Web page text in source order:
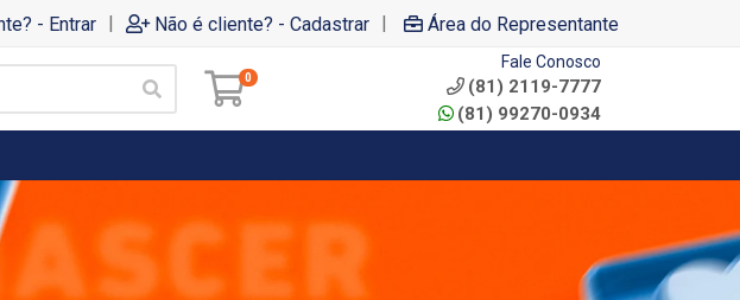
- Entrar | Não é cliente? - Cadastrar | Área do Representante
0
Fale Conosco
(81) 2119-7777
(81) 99270-0934